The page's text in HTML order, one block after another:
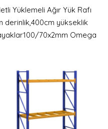
Yüklemeli Ağır Yük Rafı
derinlik,400cm yükseklik
70x2mm Omega